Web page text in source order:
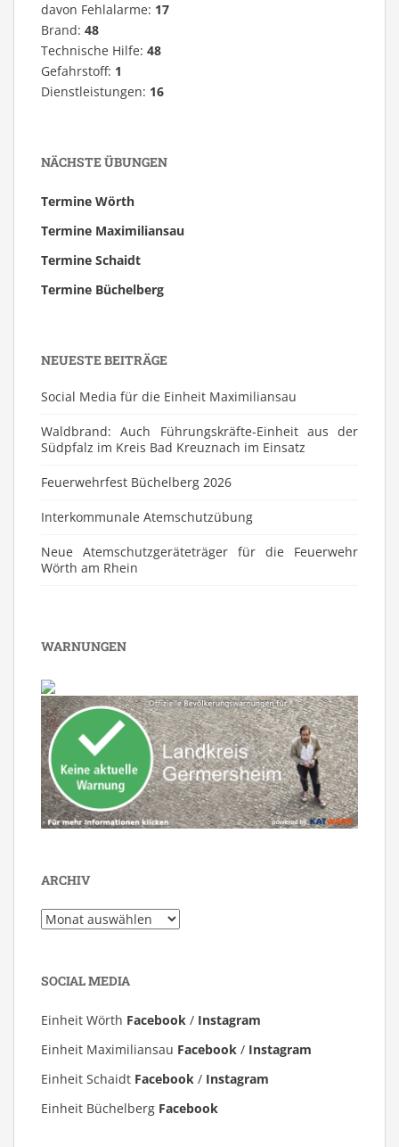
davon Fehlalarme: 17
Brand: 48
Technische Hilfe: 48
Gefahrstoff: 1
Dienstleistungen: 16
NÄCHSTE ÜBUNGEN
Termine Wörth
Termine Maximiliansau
Termine Schaidt
Termine Büchelberg
NEUESTE BEITRÄGE
Social Media für die Einheit Maximiliansau
Waldbrand: Auch Führungskräfte-Einheit aus der
Südpfalz im Kreis Bad Kreuznach im Einsatz
Feuerwehrfest Büchelberg 2026
⁠Interkommunale Atemschutzübung
Neue Atemschutzgeräteträger für die Feuerwehr
Wörth am Rhein
WARNUNGEN
ARCHIV
Archiv
SOCIAL MEDIA
Einheit Wörth Facebook / Instagram
Einheit Maximiliansau Facebook / Instagram
Einheit Schaidt Facebook / Instagram
Einheit Büchelberg Facebook